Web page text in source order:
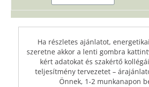
Ha részletes ajánlatot,
szeretne akkor a lenti gombra
kért adatokat és szakértő
teljesítmény tervezetet –
Önnek, 1-2 munkanapon